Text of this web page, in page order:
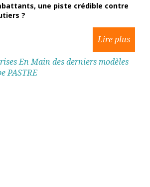
une piste crédible contre
?
En Main des derniers modèles
PASTRE